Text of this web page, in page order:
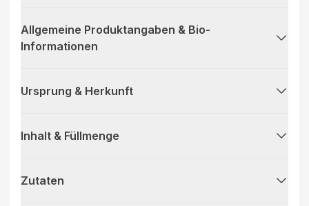
Allgemeine Produktangaben & Bio-
Informationen
Ursprung & Herkunft
Inhalt & Füllmenge
Zutaten